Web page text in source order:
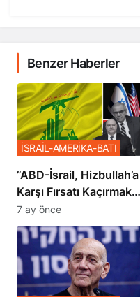
Benzer Haberler
​​​​​​​”ABD-İsrail, Hizbullah’a
Karşı Fırsatı Kaçırmak
İstemiyor”
İSRAİL-AMERİKA-BATI
7 ay önce